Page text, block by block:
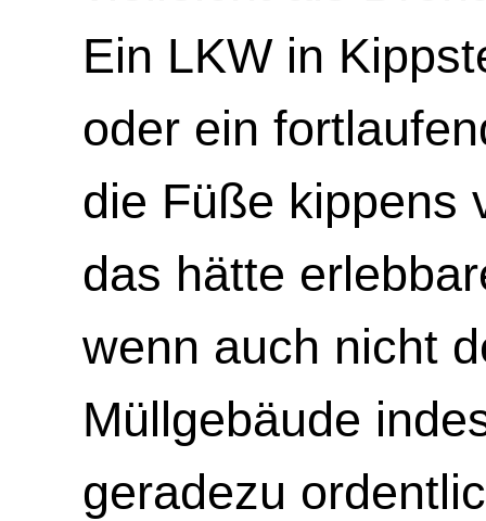
Ein LKW in
oder ein
die Füße kippens
das hätte
wenn auch nicht
Müllgebäude
geradezu